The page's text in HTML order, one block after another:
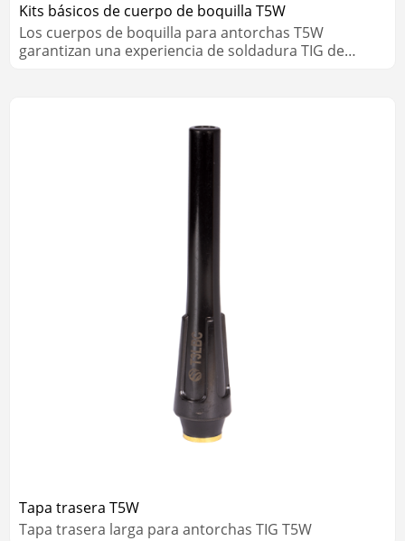
Kits básicos de cuerpo de boquilla T5W
Los cuerpos de boquilla para antorchas T5W
garantizan una experiencia de soldadura TIG de
Tapa trasera T5W
Tapa trasera larga para antorchas TIG T5W